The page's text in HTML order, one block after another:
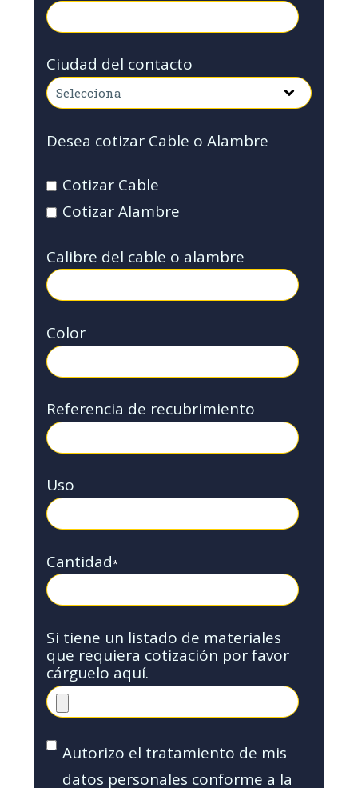
Ciudad del contacto
Desea cotizar Cable o Alambre
Cotizar Cable
Cotizar Alambre
Calibre del cable o alambre
Color
Referencia de recubrimiento
Uso
Cantidad*
Si tiene un listado de materiales
que requiera cotización por favor
cárguelo aquí.
Autorizo el tratamiento de mis
datos personales conforme a la